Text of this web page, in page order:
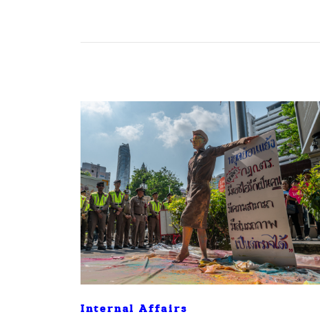
Internal Affairs